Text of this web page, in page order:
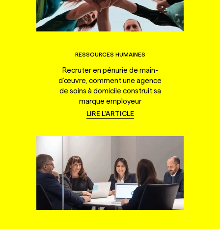
RESSOURCES HUMAINES
Recruter en pénurie de main-
d’œuvre, comment une agence
de soins à domicile construit sa
marque employeur
LIRE L'ARTICLE